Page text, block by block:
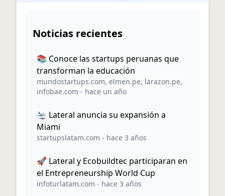
Noticias recientes
📚 Conoce las startups peruanas que
transforman la educación
mundostartups.com, elmen.pe, larazon.pe,
infobae.com - hace un año
🛬 Lateral anuncia su expansión a
Miami
startupslatam.com - hace 3 años
🚀 Lateral y Ecobuildtec participaran en
el Entrepreneurship World Cup
infoturlatam.com - hace 3 años